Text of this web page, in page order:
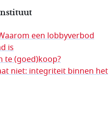
een lobbyverbod
is
te (goed)koop?
niet: integriteit binnen het